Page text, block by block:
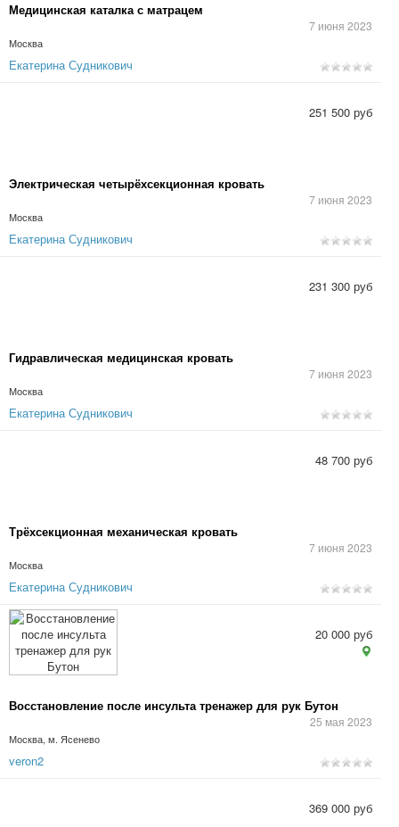
Медицинская каталка с матрацем
7 июня 2023
Москва
Екатерина Судникович
Электрическая четырёхсекционная кровать
7 июня 2023
Москва
251 500 руб
Екатерина Судникович
Гидравлическая медицинская кровать
7 июня 2023
Москва
231 300 руб
Екатерина Судникович
Трёхсекционная механическая кровать
7 июня 2023
Москва
48 700 руб
Екатерина Судникович
Восстановление после инсульта тренажер для рук Бутон
25 мая 2023
Москва, м. Ясенево
20 000 руб
veron2
369 000 руб